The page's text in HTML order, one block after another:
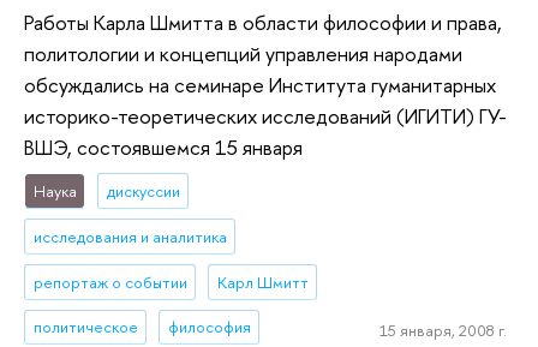
Работы Карла Шмитта в области философии и права,
политологии и концепций управления народами
обсуждались на семинаре Института гуманитарных
историко-теоретических исследований (ИГИТИ) ГУ-
ВШЭ, состоявшемся 15 января
Наука дискуссии
исследования и аналитика
репортаж о событии Карл Шмитт
политическое философия 15 января, 2008 г.